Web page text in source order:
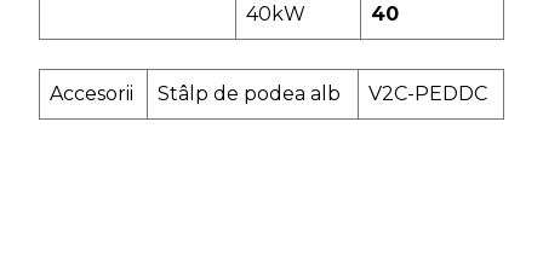
40kW 40
Accesorii Stâlp de podea alb V2C-PEDDC